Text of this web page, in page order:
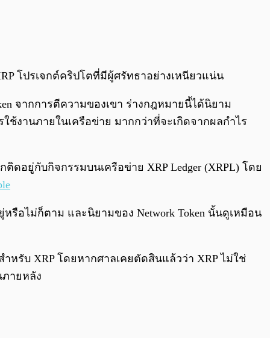
โปรเจกต์คริปโตที่มีผู้ศรัทธาอย่างเหนียวแน่น
จากการตีความของเขา ร่างกฎหมายนี้ได้นิยาม
งานภายในเครือข่าย มากกว่าที่จะเกิดจากผลกำไร
อยู่กับกิจกรรมบนเครือข่าย XRP Ledger (XRPL) โดย
หรือไม่ก็ตาม และนิยามของ Network Token นั้นดูเหมือน
หรับ XRP โดยหากศาลเคยตัดสินแล้วว่า XRP ไม่ใช่
ายหลัง